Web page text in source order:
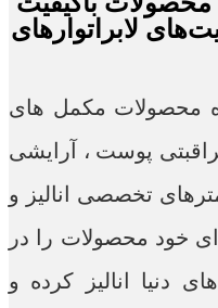
لابراتوارهای
محصولات مکمل های
پوست ، آرایشی
تخصصی انالیز و
خود محصولات را در
دنیا انالیز کرده و